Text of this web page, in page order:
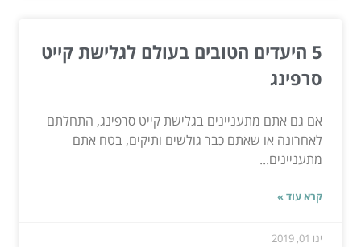
5 היעדים הטובים בעולם לגלישת קייט
סרפינג
אם גם אתם מתעניינים בגלישת קייט סרפינג, התחלתם
לאחרונה או שאתם כבר גולשים ותיקים, בטח אתם
מתעניינים...
קרא עוד »
ינו 01, 2019